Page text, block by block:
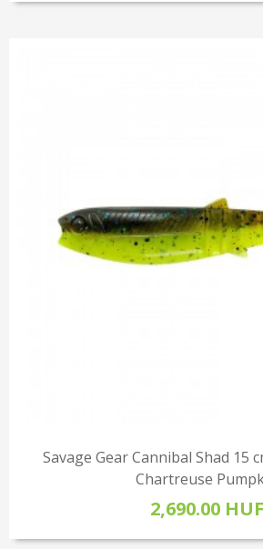
Savage Gear Cannibal Shad 15
Chartreuse
2,690.00 HUF